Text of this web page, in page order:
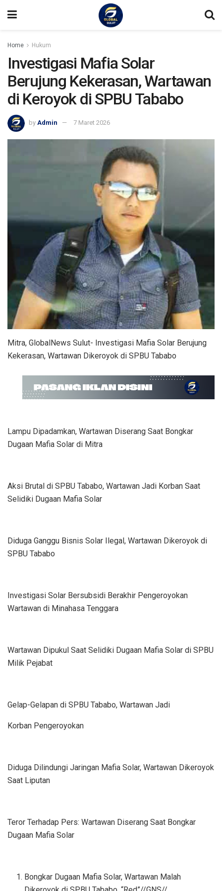
Home Hukum
Investigasi Mafia Solar
Berujung Kekerasan, Wartawan
di Keroyok di SPBU Tababo
by Admin 7 Maret 2026
Mitra, GlobalNews Sulut- Investigasi Mafia Solar Berujung
Kekerasan, Wartawan Dikeroyok di SPBU Tababo
Lampu Dipadamkan, Wartawan Diserang Saat Bongkar
Dugaan Mafia Solar di Mitra
Aksi Brutal di SPBU Tababo, Wartawan Jadi Korban Saat
Selidiki Dugaan Mafia Solar
Diduga Ganggu Bisnis Solar Ilegal, Wartawan Dikeroyok di
SPBU Tababo
Investigasi Solar Bersubsidi Berakhir Pengeroyokan
Wartawan di Minahasa Tenggara
Wartawan Dipukul Saat Selidiki Dugaan Mafia Solar di SPBU
Milik Pejabat
Gelap-Gelapan di SPBU Tababo, Wartawan Jadi
Korban Pengeroyokan
Diduga Dilindungi Jaringan Mafia Solar, Wartawan Dikeroyok
Saat Liputan
Teror Terhadap Pers: Wartawan Diserang Saat Bongkar
Dugaan Mafia Solar
Bongkar Dugaan Mafia Solar, Wartawan Malah